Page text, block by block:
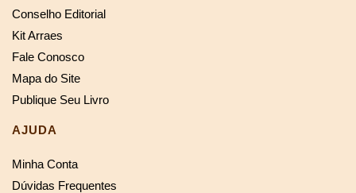
Conselho Editorial
Kit Arraes
Fale Conosco
Mapa do Site
Publique Seu Livro
AJUDA
Minha Conta
Dúvidas Frequentes